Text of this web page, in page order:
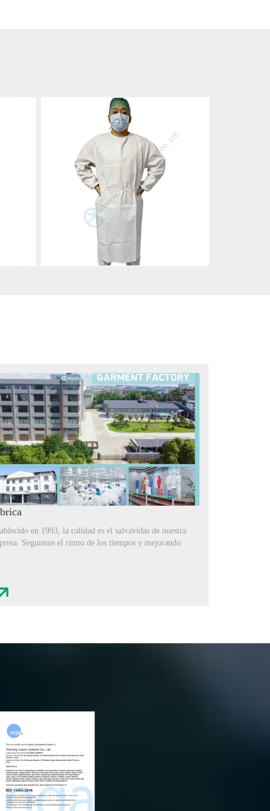
en 1993, la calidad es el salvavidas de nuestra
Seguimos el ritmo de los tiempos y mejorando